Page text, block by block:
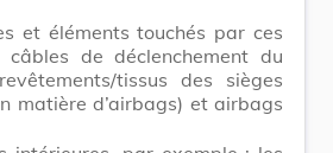
et éléments touchés par ces
de déclenchement du
tissus des sièges
matière d’airbags) et airbags